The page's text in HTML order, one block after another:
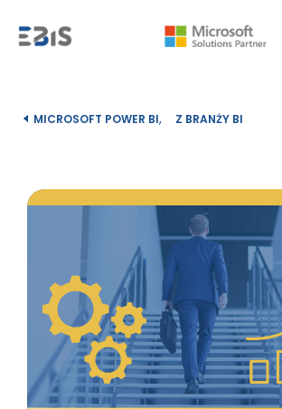
MICROSOFT POWER BI, Z BRANŻY BI